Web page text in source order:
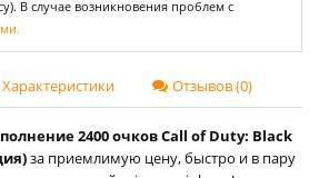
В случае возникновения проблем с
Характеристики Отзывов (0)
2400 очков Call of Duty: Black
за приемлимую цену, быстро и в пару